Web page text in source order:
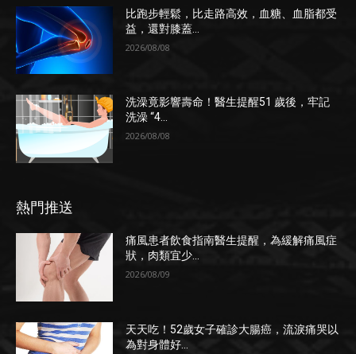
比跑步輕鬆，比走路高效，血糖、血脂都受
益，還對膝蓋...
2026/08/08
洗澡竟影響壽命！醫生提醒51 歲後，牢記
洗澡 “4...
2026/08/08
熱門推送
痛風患者飲食指南醫生提醒，為緩解痛風症
狀，肉類宜少...
2026/08/09
天天吃！52歲女子確診大腸癌，流淚痛哭以
為對身體好...